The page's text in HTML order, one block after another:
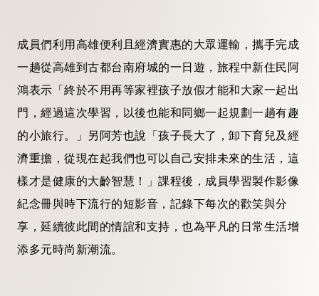
成員們利用高雄便利且經濟實惠的大眾運輸，攜手完成
一趟從高雄到古都台南府城的一日遊，旅程中新住民阿
鴻表示「終於不用再等家裡孩子放假才能和大家一起出
門，經過這次學習，以後也能和同鄉一起規劃一趟有趣
的小旅行。」另阿芳也說「孩子長大了，卸下育兒及經
濟重擔，從現在起我們也可以自己安排未來的生活，這
樣才是健康的大齡智慧！」課程後，成員學習製作影像
紀念冊與時下流行的短影音，記錄下每次的歡笑與分
享，延續彼此間的情誼和支持，也為平凡的日常生活增
添多元時尚新潮流。